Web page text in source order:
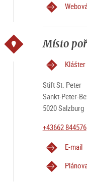
Místo
Stift St. Peter
Sankt-Peter-
5020 Salzburg
+43662 844576
E-mail